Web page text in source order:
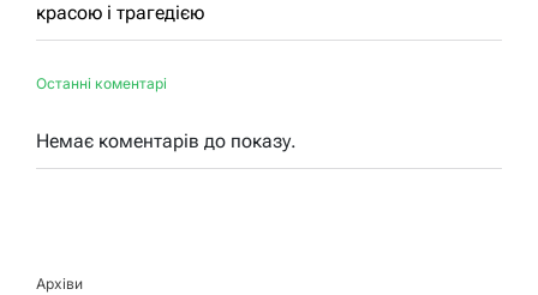
красою і трагедією
Останні коментарі
Немає коментарів до показу.
Архіви